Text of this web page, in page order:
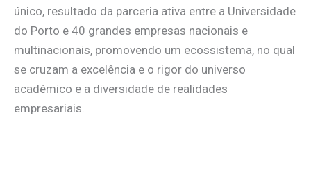
único, resultado da parceria ativa entre a Universidade
do Porto e 40 grandes empresas nacionais e
multinacionais, promovendo um ecossistema, no qual
se cruzam a excelência e o rigor do universo
académico e a diversidade de realidades
empresariais.